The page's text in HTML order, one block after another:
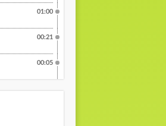
01:00
00:21
00:05